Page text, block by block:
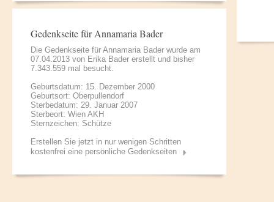
Gedenkseite für Annamaria Bader
Die Gedenkseite für Annamaria Bader wurde am
07.04.2013 von Erika Bader erstellt und bisher
7.343.559 mal besucht.
Geburtsdatum: 15. Dezember 2000
Geburtsort: Oberpullendorf
Sterbedatum: 29. Januar 2007
Sterbeort: Wien AKH
Sternzeichen: Schütze
Erstellen Sie jetzt in nur wenigen Schritten
kostenfrei eine persönliche Gedenkseiten